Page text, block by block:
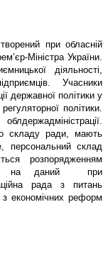
при обласній
Міністра України.
діяльності,
Учасники
державної політики у
політики.
складу ради, мають
персональний склад
розпорядженням
на даний при
рада з питань
з економічних реформ